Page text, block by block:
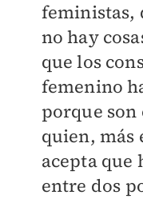
feministas,
no hay
que los
femenino
porque
quien, más
acepta que
entre dos